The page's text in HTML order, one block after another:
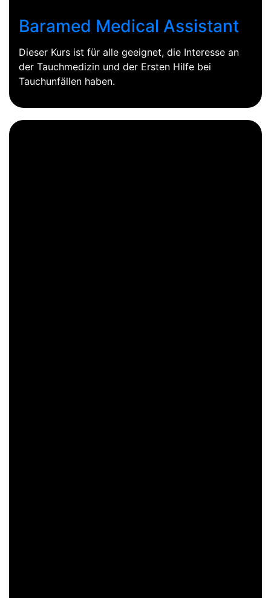
Baramed Medical Assistant
Dieser Kurs ist für alle geeignet, die Interesse an
der Tauchmedizin und der Ersten Hilfe bei
Tauchunfällen haben.